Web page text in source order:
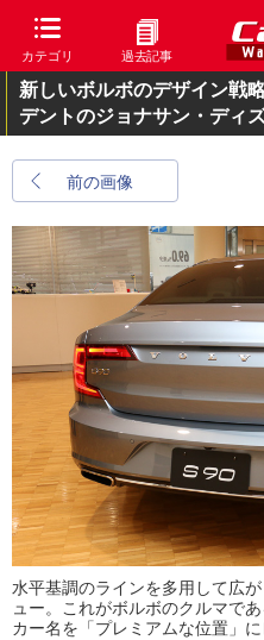
カテゴリ 過去記事
新しいボルボのデザイン戦
デントのジョナサン・ディ
前の画像
水平基調のラインを多用して広
ュー。これがボルボのクルマで
カー名を「プレミアムな位置」